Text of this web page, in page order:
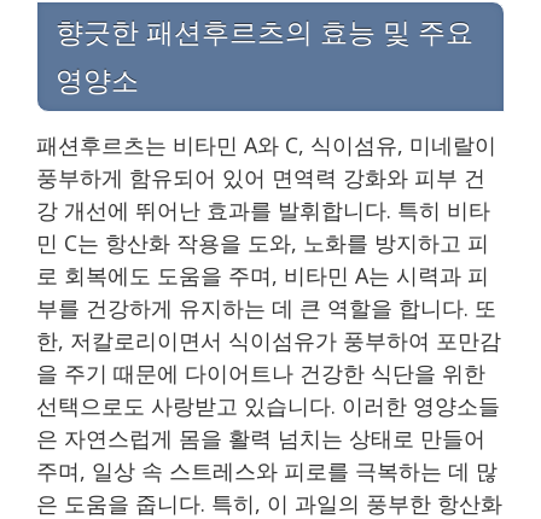
향긋한 패션후르츠의 효능 및 주요
영양소
패션후르츠는 비타민 A와 C, 식이섬유, 미네랄이
풍부하게 함유되어 있어 면역력 강화와 피부 건
강 개선에 뛰어난 효과를 발휘합니다. 특히 비타
민 C는 항산화 작용을 도와, 노화를 방지하고 피
로 회복에도 도움을 주며, 비타민 A는 시력과 피
부를 건강하게 유지하는 데 큰 역할을 합니다. 또
한, 저칼로리이면서 식이섬유가 풍부하여 포만감
을 주기 때문에 다이어트나 건강한 식단을 위한
선택으로도 사랑받고 있습니다. 이러한 영양소들
은 자연스럽게 몸을 활력 넘치는 상태로 만들어
주며, 일상 속 스트레스와 피로를 극복하는 데 많
은 도움을 줍니다. 특히, 이 과일의 풍부한 항산화